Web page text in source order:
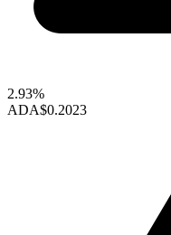
2.93%
ADA$0.2023